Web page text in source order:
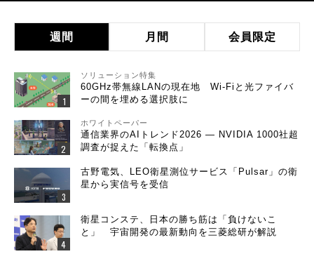
週間 月間 会員限定
ソリューション特集
60GHz帯無線LANの現在地 Wi-Fiと光ファイバ
ーの間を埋める選択肢に
ホワイトペーパー
通信業界のAIトレンド2026 ― NVIDIA 1000社超
調査が捉えた「転換点」
古野電気、LEO衛星測位サービス「Pulsar」の衛
星から実信号を受信
衛星コンステ、日本の勝ち筋は「負けないこ
と」 宇宙開発の最新動向を三菱総研が解説